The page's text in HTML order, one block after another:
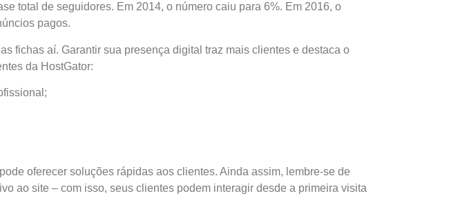
total de seguidores. Em 2014, o número caiu para 6%. Em 2016, o
pagos.
fichas aí. Garantir sua presença digital traz mais clientes e destaca o
da HostGator:
oferecer soluções rápidas aos clientes. Ainda assim, lembre-se de
ao site – com isso, seus clientes podem interagir desde a primeira visita